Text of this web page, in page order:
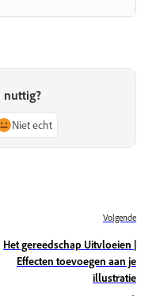
nuttig?
Niet echt
Volgende
Het gereedschap Uitvloeien |
Effecten toevoegen aan je
illustratie